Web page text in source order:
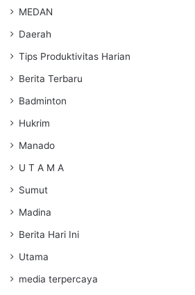
MEDAN
Daerah
Tips Produktivitas Harian
Berita Terbaru
Badminton
Hukrim
Manado
U T A M A
Sumut
Madina
Berita Hari Ini
Utama
media terpercaya